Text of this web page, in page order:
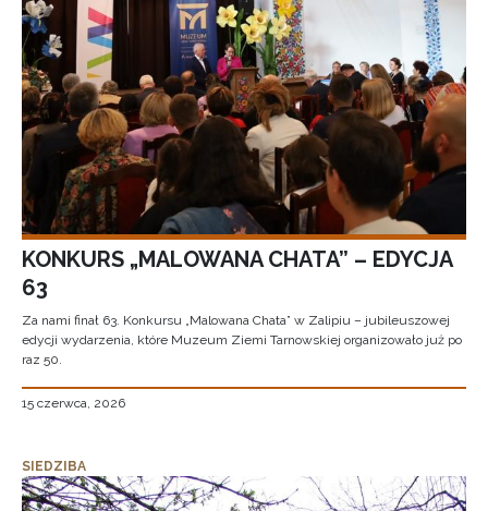
KONKURS „MALOWANA CHATA” – EDYCJA
63
Za nami finał 63. Konkursu „Malowana Chata” w Zalipiu – jubileuszowej
edycji wydarzenia, które Muzeum Ziemi Tarnowskiej organizowało już po
raz 50.
15 czerwca, 2026
SIEDZIBA